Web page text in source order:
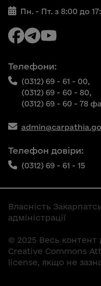
Пн. - Пт. з 8:00 до
Телефони:
(0312) 69 - 61 - 00,
(0312) 69 - 60 - 80,
(0312) 69 - 60 - 78
Телефон довіри:
(0312) 69 - 61 - 15
Власність
адміністрації
© 2025 Весь контент
Creative Commons
license, якщо не